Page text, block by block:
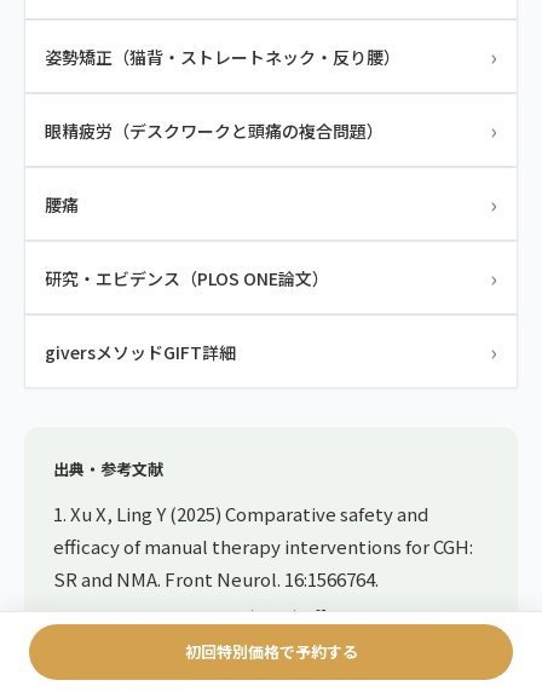
姿勢矯正（猫背・ストレートネック・反り腰） ›
眼精疲労（デスクワークと頭痛の複合問題） ›
腰痛 ›
研究・エビデンス（PLOS ONE論文） ›
giversメソッドGIFT詳細 ›
出典・参考文献
1. Xu X, Ling Y (2025) Comparative safety and
efficacy of manual therapy interventions for CGH:
SR and NMA. Front Neurol. 16:1566764.
2. Kamonseki DH et al. (2022) Effectiveness of
manual therapy in TTH: SR and MA. Disabil Rehabil.
44(10):1780-1789.
初回特別価格で予約する